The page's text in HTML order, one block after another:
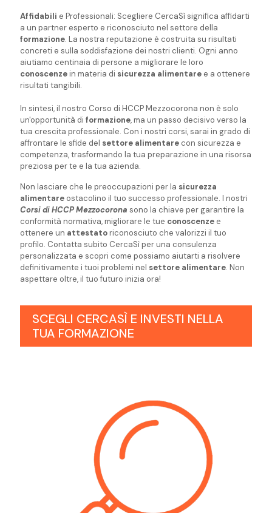
Affidabili e Professionali: Scegliere CercaSì significa affidarti
a un partner esperto e riconosciuto nel settore della
formazione. La nostra reputazione è costruita su risultati
concreti e sulla soddisfazione dei nostri clienti. Ogni anno
aiutiamo centinaia di persone a migliorare le loro
conoscenzein materia di sicurezza alimentare e a ottenere
risultati tangibili.
In sintesi, il nostro Corso di HCCP Mezzocorona non è solo
un'opportunità di formazione, ma un passo decisivo verso la
tua crescita professionale. Con i nostri corsi, sarai in grado di
affrontare le sfide del settore alimentare con sicurezza e
competenza, trasformando la tua preparazione in una risorsa
preziosa per te e la tua azienda.
Non lasciare che le preoccupazioni per la sicurezza
alimentare ostacolino il tuo successo professionale. I nostri
Corsi di HCCP Mezzocorona sono la chiave per garantire la
conformità normativa, migliorare le tue conoscenze e
ottenere un attestatoriconosciuto che valorizzi il tuo
profilo. Contatta subito CercaSì per una consulenza
personalizzata e scopri come possiamo aiutarti a risolvere
definitivamente i tuoi problemi nel settore alimentare. Non
aspettare oltre, il tuo futuro inizia ora!
SCEGLI CERCASÌ E INVESTI NELLA
TUA FORMAZIONE